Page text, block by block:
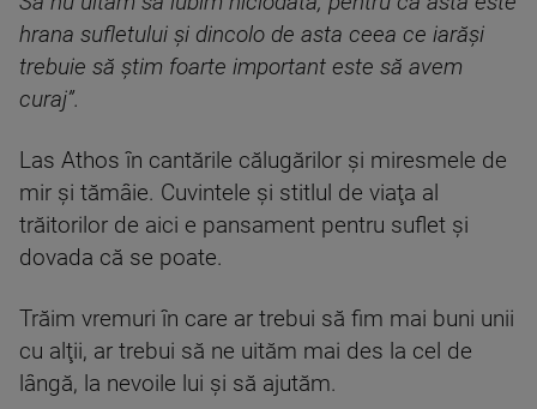
hrana sufletului și dincolo de asta ceea ce iarăși
trebuie să știm foarte important este să avem
curaj”.
Las Athos în cantările călugărilor şi miresmele de
mir şi tămâie. Cuvintele şi stitlul de viaţa al
trăitorilor de aici e pansament pentru suflet şi
dovada că se poate.
Trăim vremuri în care ar trebui să fim mai buni unii
cu alţii, ar trebui să ne uităm mai des la cel de
lângă, la nevoile lui şi să ajutăm.